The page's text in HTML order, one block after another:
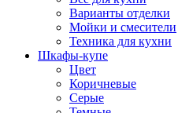
Варианты отделки
Мойки и смесители
Техника для кухни
Шкафы-купе
Цвет
Коричневые
Серые